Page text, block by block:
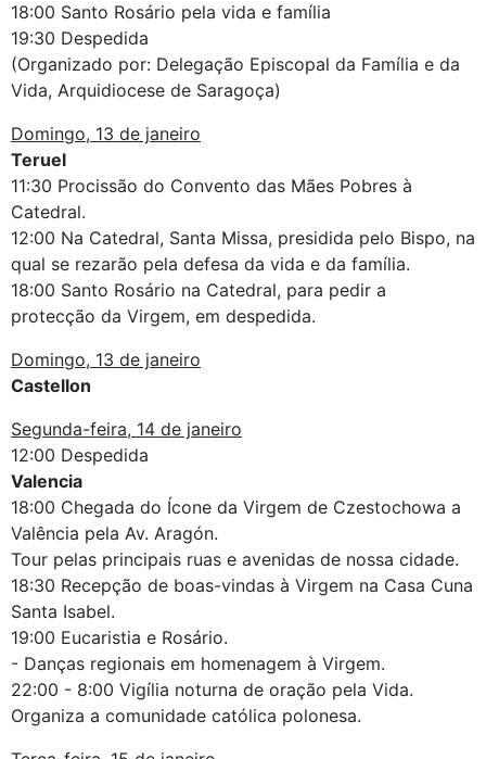
18:00 Santo Rosário pela vida e família
19:30 Despedida
(Organizado por: Delegação Episcopal da Família e da
Vida, Arquidiocese de Saragoça)
Domingo, 13 de janeiro
Teruel
11:30 Procissão do Convento das Mães Pobres à
Catedral.
12:00 Na Catedral, Santa Missa, presidida pelo Bispo, na
qual se rezarão pela defesa da vida e da família.
18:00 Santo Rosário na Catedral, para pedir a
protecção da Virgem, em despedida.
Domingo, 13 de janeiro
Castellon
Segunda-feira, 14 de janeiro
12:00 Despedida
Valencia
18:00 Chegada do Ícone da Virgem de Czestochowa a
Valência pela Av. Aragón.
Tour pelas principais ruas e avenidas de nossa cidade.
18:30 Recepção de boas-vindas à Virgem na Casa Cuna
Santa Isabel.
19:00 Eucaristia e Rosário.
- Danças regionais em homenagem à Virgem.
22:00 - 8:00 Vigília noturna de oração pela Vida.
Organiza a comunidade católica polonesa.